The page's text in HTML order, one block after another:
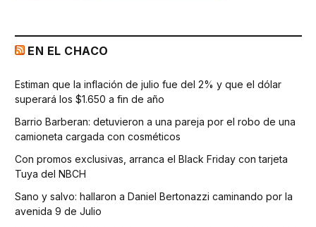
EN EL CHACO
Estiman que la inflación de julio fue del 2% y que el dólar
superará los $1.650 a fin de año
Barrio Barberan: detuvieron a una pareja por el robo de una
camioneta cargada con cosméticos
Con promos exclusivas, arranca el Black Friday con tarjeta
Tuya del NBCH
Sano y salvo: hallaron a Daniel Bertonazzi caminando por la
avenida 9 de Julio